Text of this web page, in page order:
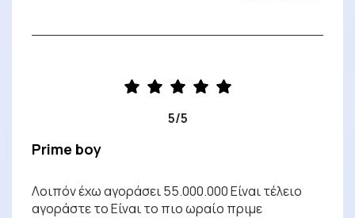
5/5
Prime boy
Λοιπόν έχω αγοράσει 55.000.000 Είναι τέλειο
αγοράστε το Είναι το πιο ωραίο πριμε